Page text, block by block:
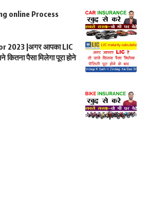
online Process
2023 |अगर आपका LIC
कितना पैसा मिलेगा पूरा होने